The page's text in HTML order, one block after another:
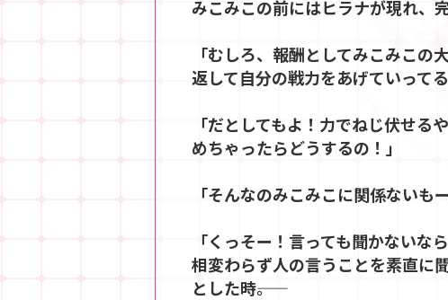
みこみこの前にはヒラナが現れ、
「むしろ、報酬としてみこみこの
返して自分の戦力をあげていって
「だとしてもよ！力でねじ伏せ
めちゃったらどうするの！」
「そんなのみこみこに関係ないもー
「くっそー！言っても聞かないな
相変わらず人の言うことを素直に
とした時――。